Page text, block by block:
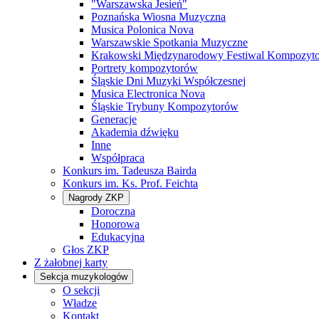
"Warszawska Jesień"
Poznańska Wiosna Muzyczna
Musica Polonica Nova
Warszawskie Spotkania Muzyczne
Krakowski Międzynarodowy Festiwal
Portrety kompozytorów
Śląskie Dni Muzyki Współczesnej
Musica Electronica Nova
Śląskie Trybuny Kompozytorów
Generacje
Akademia dźwięku
Inne
Współpraca
Konkurs im. Tadeusza Bairda
Konkurs im. Ks. Prof. Feichta
Nagrody ZKP
Doroczna
Honorowa
Edukacyjna
Głos ZKP
Z żałobnej karty
Sekcja muzykologów
O sekcji
Władze
Kontakt